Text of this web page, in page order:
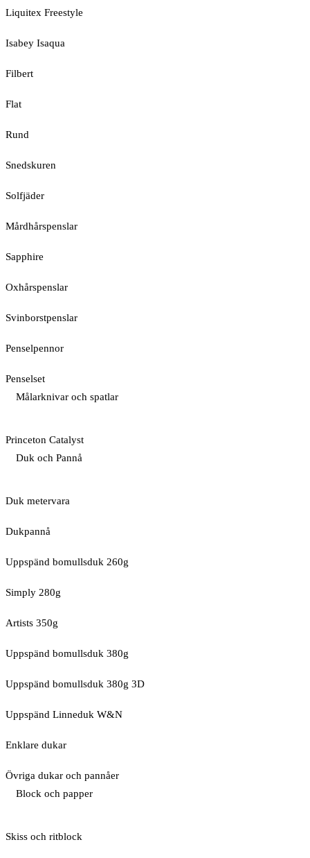
Liquitex Freestyle
Isabey Isaqua
Filbert
Flat
Rund
Snedskuren
Solfjäder
Mårdhårspenslar
Sapphire
Oxhårspenslar
Svinborstpenslar
Penselpennor
Penselset
Målarknivar och spatlar
Princeton Catalyst
Duk och Pannå
Duk metervara
Dukpannå
Uppspänd bomullsduk 260g
Simply 280g
Artists 350g
Uppspänd bomullsduk 380g
Uppspänd bomullsduk 380g 3D
Uppspänd Linneduk W&N
Enklare dukar
Övriga dukar och pannåer
Block och papper
Skiss och ritblock